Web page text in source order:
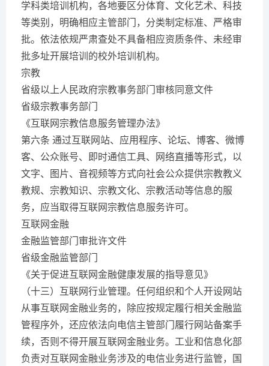
学科类培训机构，各地要区分体育、文化艺术、科技
等类别，明确相应主管部门，分类制定标准、严格审
批。依法依规严肃查处不具备相应资质条件、未经审
批多址开展培训的校外培训机构。
宗教
省级以上人民政府宗教事务部门审核同意文件
省级宗教事务部门
《互联网宗教信息服务管理办法》
第六条 通过互联网站、应用程序、论坛、博客、微博
客、公众账号、即时通信工具、网络直播等形式，以
文字、图片、音视频等方式向社会公众提供宗教教义
教规、宗教知识、宗教文化、宗教活动等信息的服
务，应当取得互联网宗教信息服务许可。
互联网金融
金融监管部门审批许文件
省级金融监管部门
《关于促进互联网金融健康发展的指导意见》
（十三）互联网行业管理。任何组织和个人开设网站
从事互联网金融业务的，除应按规定履行相关金融监
管程序外，还应依法向电信主管部门履行网站备案手
续，否则不得开展互联网金融业务。工业和信息化部
负责对互联网金融业务涉及的电信业务进行监管，国